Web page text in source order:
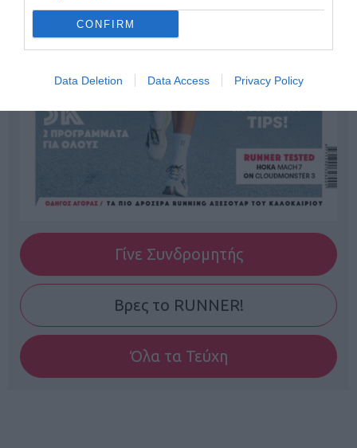
CONFIRM
Data Deletion Data Access Privacy Policy
Γίνε Συνδρομητής
Βρες το RUNNER!
Όλα τα Τεύχη